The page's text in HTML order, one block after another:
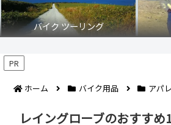
バイク ツーリング
PR
ホーム バイク用品 アパ
レイングローブのおすす